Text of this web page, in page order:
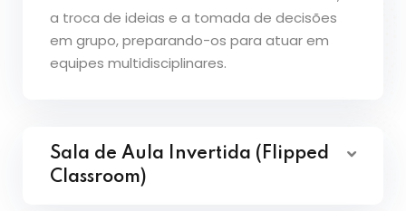
a troca de ideias e a tomada de decisões
em grupo, preparando-os para atuar em
equipes multidisciplinares.
Sala de Aula Invertida (Flipped
Classroom)